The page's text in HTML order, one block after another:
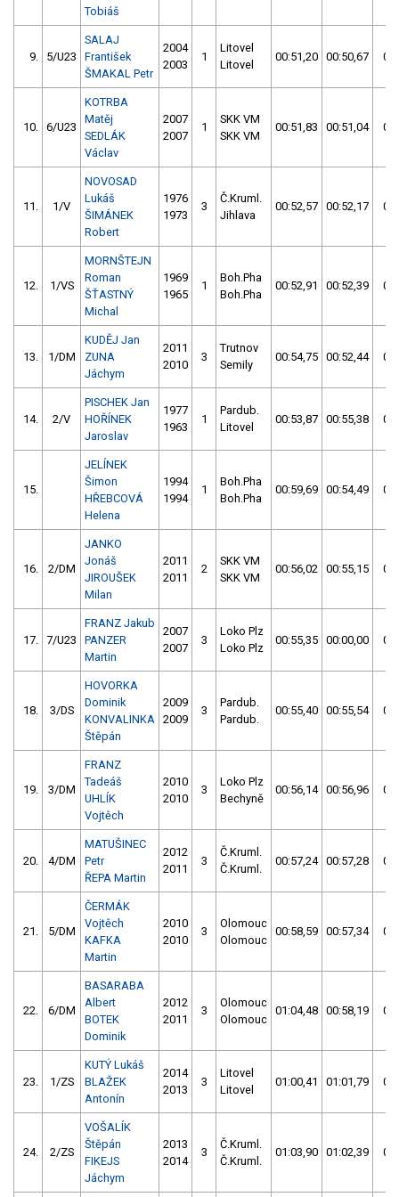
Tobiáš
9. 5/U23
SALAJ
František
ŠMAKAL Petr
2004
2003
1
Litovel
Litovel
00:51,20 00:50,67
10. 6/U23
KOTRBA
Matěj
SEDLÁK
Václav
2007
2007
1
SKK VM
SKK VM
00:51,83 00:51,04
11. 1/V
NOVOSAD
Lukáš
ŠIMÁNEK
Robert
1976
1973
3
Č.Kruml.
Jihlava
00:52,57 00:52,17
12. 1/VS
MORNŠTEJN
Roman
ŠŤASTNÝ
Michal
1969
1965
1
Boh.Pha
Boh.Pha
00:52,91 00:52,39
13. 1/DM
KUDĚJ Jan
ZUNA
Jáchym
2011
2010
3
Trutnov
Semily
00:54,75 00:52,44
14. 2/V
PISCHEK Jan
HOŘÍNEK
Jaroslav
1977
1963
1
Pardub.
Litovel
00:53,87 00:55,38
15.
JELÍNEK
Šimon
HŘEBCOVÁ
Helena
1994
1994
1
Boh.Pha
Boh.Pha
00:59,69 00:54,49
16. 2/DM
JANKO
Jonáš
JIROUŠEK
Milan
2011
2011
2
SKK VM
SKK VM
00:56,02 00:55,15
17. 7/U23
FRANZ Jakub
PANZER
Martin
2007
2007
3
Loko Plz
Loko Plz
00:55,35 00:00,00
18. 3/DS
HOVORKA
Dominik
KONVALINKA
Štěpán
2009
2009
3
Pardub.
Pardub.
00:55,40 00:55,54
19. 3/DM
FRANZ
Tadeáš
UHLÍK
Vojtěch
2010
2010
3
Loko Plz
Bechyně
00:56,14 00:56,96
20. 4/DM
MATUŠINEC
Petr
ŘEPA Martin
2012
2011
3
Č.Kruml.
Č.Kruml.
00:57,24 00:57,28
21. 5/DM
ČERMÁK
Vojtěch
KAFKA
Martin
2010
2010
3
Olomouc
Olomouc
00:58,59 00:57,34
22. 6/DM
BASARABA
Albert
BOTEK
Dominik
2012
2011
3
Olomouc
Olomouc
01:04,48 00:58,19
23. 1/ZS
KUTÝ Lukáš
BLAŽEK
Antonín
2014
2013
3
Litovel
Litovel
01:00,41 01:01,79
24. 2/ZS
VOŠALÍK
Štěpán
FIKEJS
Jáchym
2013
2014
3
Č.Kruml.
Č.Kruml.
01:03,90 01:02,39